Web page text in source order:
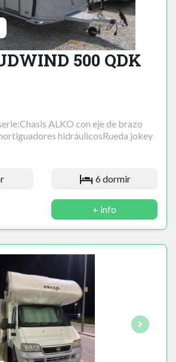
500 QDK
ALKO con eje de brazo
hidráulicosRueda jokey
6 dormir
+ info